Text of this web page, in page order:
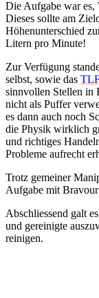
Die Aufgabe war es,
Dieses sollte am
Höhenunterschied
Litern pro Minute!
Zur Verfügung
selbst, sowie das
sinnvollen Stellen in
nicht als Puffer
es dann auch noch
die Physik wirklich
und richtiges
Probleme aufrecht
Trotz gemeiner
Aufgabe mit
Abschliessend galt
und gereinigte
reinigen.